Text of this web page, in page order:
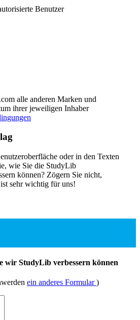
Benutzer
alle anderen Marken und
ihrer jeweiligen Inhaber
oder in den Texten
wie Sie die StudyLib
können? Zögern Sie nicht,
sehr wichtig für uns!
wir StudyLib verbessern können
ein anderes Formular)